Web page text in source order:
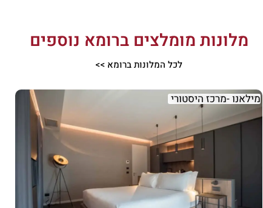
מלונות מומלצים ברומא נוספים
לכל המלונות ברומא >>
מילאנו -מרכז היסטורי